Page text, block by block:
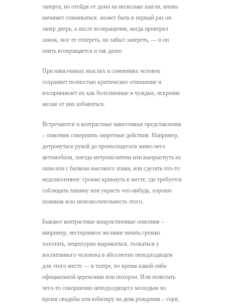
заперта; но отойдя от дома на несколько шагов, вновь
начинает сомневаться: может быть в первый раз он
запер дверь, а после возвращения, когда проверял
замок, мог ее отпереть, но забыл запереть, — и он
опять возвращается и так далее.
При навязчивых мыслях и сомнениях человек
сохраняет полностью критическое отношение и
воспринимает их как болезненные и чуждые, искренне
желая от них избавиться.
Встречаются и контрастные навязчивые представления
– опасения совершить запретные действия. Например,
дотронуться рукой до проносящегося мимо него
автомобиля, поезда метрополитена или выпрыгнуть из
окна или с балкона высокого этажа, или сделать что-то
недозволенное: громко крикнуть в месте, где требуется
соблюдать тишину или украсть что-нибудь, хорошо
понимая всю непозволительность этого.
Бывают контрастные кощунственные опасения –
например, нестерпимое желание начать громко
хохотать, нецензурно выражаться, толкаться у
воспитанного человека в абсолютно неподходящем
для этого месте — в театре, во время какой-либо
официальной церемонии или похорон. Или пожелать
чего-то совершенно неподходящего молодым во
время свадьбы или юбиляру на день рождения – горя,